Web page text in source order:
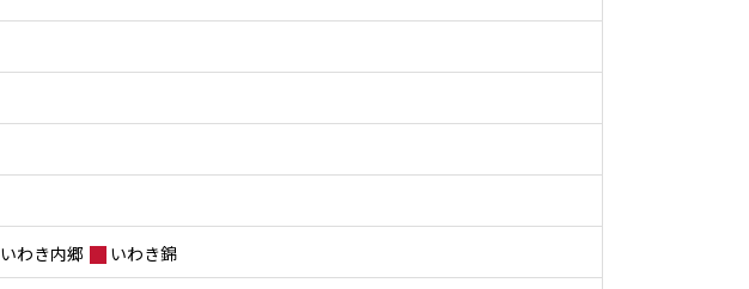
いわき内郷 いわき錦